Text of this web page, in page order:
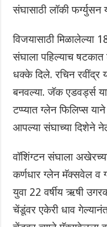
संघासाठी लॉकी फर्ग्युसन
विजयासाठी मिळालेल्या
संघाला पहिल्याच
धक्के दिले. रचिन रवींद्र
बनवल्या. जॅक एडवर्ड्स
टप्प्यात ग्लेन फिलिप्स
आपल्या संघाच्या दिशेने
वॉशिंग्टन संघाला
कर्णधार ग्लेन मॅक्सवेल व
युवा 22 वर्षीय ऋषी
चेंडूंवर एकेरी धाव